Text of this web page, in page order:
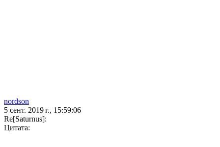
nordson
5 сент. 2019 г., 15:59:06
Re[Saturnus]:
Цитата: